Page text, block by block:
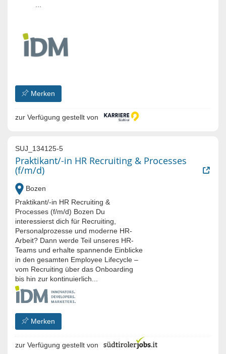
...
Merken
zur Verfügung gestellt von
SUJ_134125-5
Praktikant/-in HR Recruiting & Processes
(f/m/d)
Bozen
Praktikant/-in HR Recruiting &
Processes (f/m/d) Bozen Du
interessierst dich für Recruiting,
Personalprozesse und moderne HR-
Arbeit? Dann werde Teil unseres HR-
Teams und erhalte spannende Einblicke
in den gesamten Employee Lifecycle –
vom Recruiting über das Onboarding
bis hin zur kontinuierlich...
Merken
zur Verfügung gestellt von